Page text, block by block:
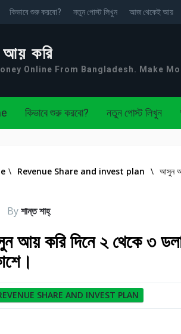
কিভাবে শুরু করবো? নতুন পোস্ট লিখুন আজ থেকেই আয়
করি
Online From Bangladesh. Make
কিভাবে শুরু করবো? নতুন পোস্ট লিখুন
\ Revenue Share and invest plan \ আসুন
Byশান্ত শাহ্‌
আয় করি দিনে ২ থেকে ৩
SHARE AND INVEST PLAN